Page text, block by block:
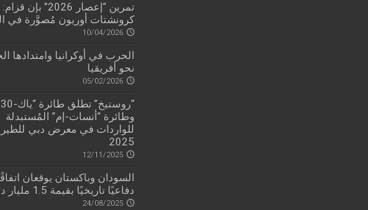
تمرين “إعصار 2026”
كرونشتات أوريون مُصوَّرة في
10/04/2026
الحرب في أوكرانيا وامتدادها
نحو أفريقيا
05/02/2026
وطائرة “أنسات-إم” المُستبدلة
للواردات في معرض دبي
2025
12/11/2025
السودان وباكستان يوقعان
دفاعيًا تاريخيًا بقيمة 1.5 مليار دولار
24/08/2025